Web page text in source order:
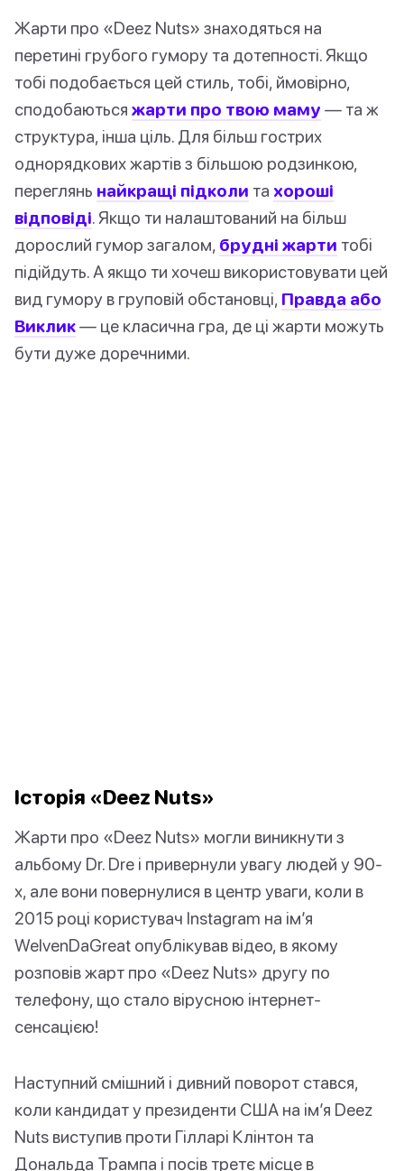
Жарти про «Deez Nuts» знаходяться на
перетині грубого гумору та дотепності. Якщо
тобі подобається цей стиль, тобі, ймовірно,
сподобаються жарти про твою маму — та ж
структура, інша ціль. Для більш гострих
однорядкових жартів з більшою родзинкою,
переглянь найкращі підколи та хороші
відповіді. Якщо ти налаштований на більш
дорослий гумор загалом, брудні жарти тобі
підійдуть. А якщо ти хочеш використовувати цей
вид гумору в груповій обстановці, Правда або
Виклик— це класична гра, де ці жарти можуть
бути дуже доречними.
Історія «Deez Nuts»
Жарти про «Deez Nuts» могли виникнути з
альбому Dr. Dre і привернули увагу людей у 90-
х, але вони повернулися в центр уваги, коли в
2015 році користувач Instagram на ім’я
WelvenDaGreat опублікував відео, в якому
розповів жарт про «Deez Nuts» другу по
телефону, що стало вірусною інтернет-
сенсацією!
Наступний смішний і дивний поворот стався,
коли кандидат у президенти США на ім’я Deez
Nuts виступив проти Гілларі Клінтон та
Дональда Трампа і посів третє місце в